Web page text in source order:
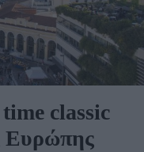
classic
Ευρώπης